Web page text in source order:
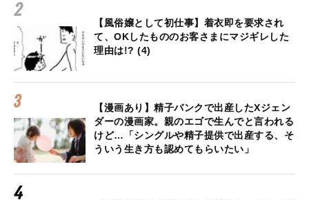
【風俗嬢として初仕事】着衣即を要求され
て、OKしたもののお客さまにマジギレした
理由は!? (4)
【漫画あり】精子バンクで出産したXジェン
ダーの漫画家。親のエゴで生んでと言われる
けど…「シングルや精子提供で出産する、そ
ういう生き方も認めてもらいたい」